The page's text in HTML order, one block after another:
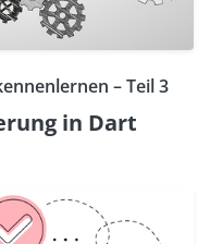
– Teil 3
in Dart